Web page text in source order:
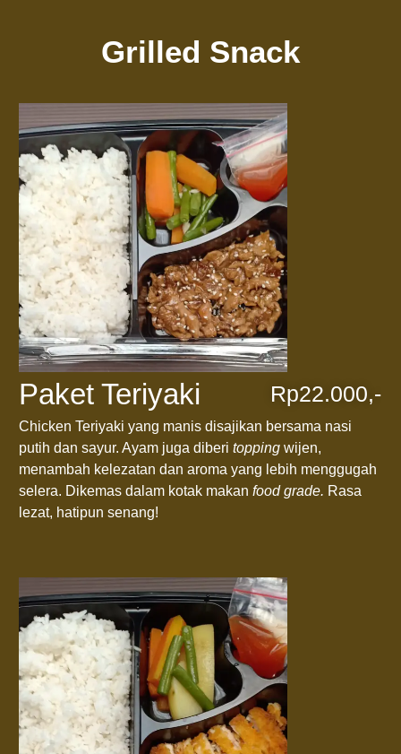
Grilled Snack
Paket Teriyaki Rp22.000,-
Chicken Teriyaki yang manis disajikan bersama nasi
putih dan sayur. Ayam juga diberi topping wijen,
menambah kelezatan dan aroma yang lebih menggugah
selera. Dikemas dalam kotak makan food grade. Rasa
lezat, hatipun senang!